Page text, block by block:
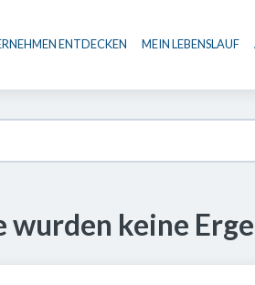
ENTDECKEN MEIN LEBENSLAUF
wurden keine